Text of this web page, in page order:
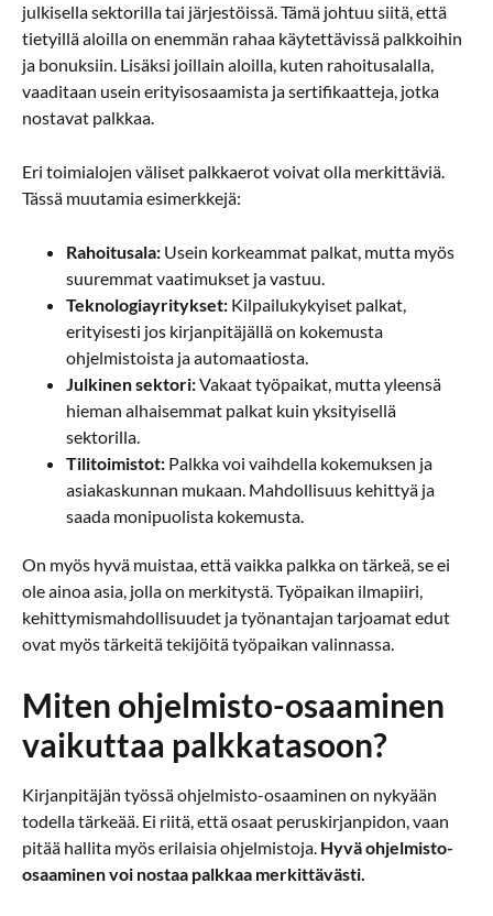
julkisella sektorilla tai järjestöissä. Tämä johtuu siitä, että
tietyillä aloilla on enemmän rahaa käytettävissä palkkoihin
ja bonuksiin. Lisäksi joillain aloilla, kuten rahoitusalalla,
vaaditaan usein erityisosaamista ja sertifikaatteja, jotka
nostavat palkkaa.
Eri toimialojen väliset palkkaerot voivat olla merkittäviä.
Tässä muutamia esimerkkejä:
Rahoitusala: Usein korkeammat palkat, mutta myös
suuremmat vaatimukset ja vastuu.
Teknologiayritykset: Kilpailukykyiset palkat,
erityisesti jos kirjanpitäjällä on kokemusta
ohjelmistoista ja automaatiosta.
Julkinen sektori:Vakaat työpaikat, mutta yleensä
hieman alhaisemmat palkat kuin yksityisellä
sektorilla.
Tilitoimistot: Palkka voi vaihdella kokemuksen ja
asiakaskunnan mukaan. Mahdollisuus kehittyä ja
saada monipuolista kokemusta.
On myös hyvä muistaa, että vaikka palkka on tärkeä, se ei
ole ainoa asia, jolla on merkitystä. Työpaikan ilmapiiri,
kehittymismahdollisuudet ja työnantajan tarjoamat edut
ovat myös tärkeitä tekijöitä työpaikan valinnassa.
Miten ohjelmisto-osaaminen
vaikuttaa palkkatasoon?
Kirjanpitäjän työssä ohjelmisto-osaaminen on nykyään
todella tärkeää. Ei riitä, että osaat peruskirjanpidon, vaan
pitää hallita myös erilaisia ohjelmistoja. Hyvä ohjelmisto-
osaaminen voi nostaa palkkaa merkittävästi.